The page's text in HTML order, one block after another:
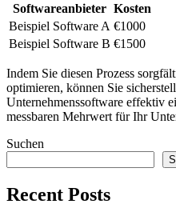
Softwareanbieter Kosten
Beispiel Software A €1000
Beispiel Software ‍B €1500
Indem Sie‌ diesen Prozess
optimieren, können ​Sie​
Unternehmenssoftware​ effektiv
messbaren​ Mehrwert für‌ Ihr
Suchen
Recent Posts